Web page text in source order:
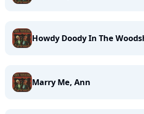
Howdy Doody In The
Marry Me, Ann